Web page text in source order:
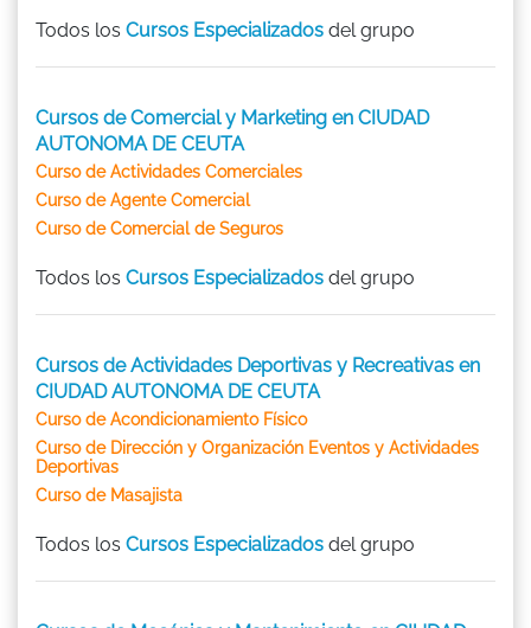
Todos los Cursos Especializados del grupo
Cursos de Comercial y Marketing en CIUDAD
AUTONOMA DE CEUTA
Curso de Actividades Comerciales
Curso de Agente Comercial
Curso de Comercial de Seguros
Todos los Cursos Especializados del grupo
Cursos de Actividades Deportivas y Recreativas en
CIUDAD AUTONOMA DE CEUTA
Curso de Acondicionamiento Físico
Curso de Dirección y Organización Eventos y Actividades
Deportivas
Curso de Masajista
Todos los Cursos Especializados del grupo